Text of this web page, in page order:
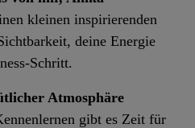
kleinen inspirierenden
deine Energie
Schritt.
Atmosphäre
gibt es Zeit für